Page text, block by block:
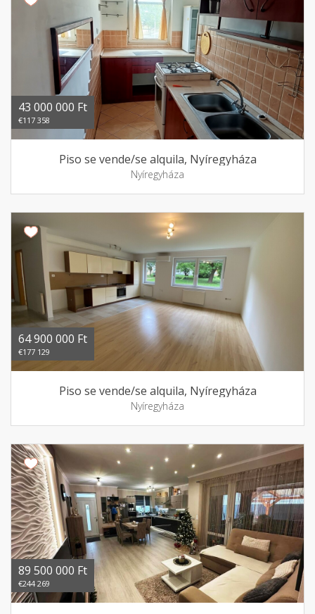
43 000 000 Ft
€117 358
Piso se vende/se alquila, Nyíregyháza
Nyíregyháza
64 900 000 Ft
€177 129
Piso se vende/se alquila, Nyíregyháza
Nyíregyháza
89 500 000 Ft
€244 269